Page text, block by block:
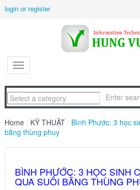
login or register
Home / KỸ THUẬT / Bình Phước: 3 học
bằng thùng phuy
BÌNH PHƯỚC: 3 HỌC SINH
QUA SUỐI BẰNG THÙNG